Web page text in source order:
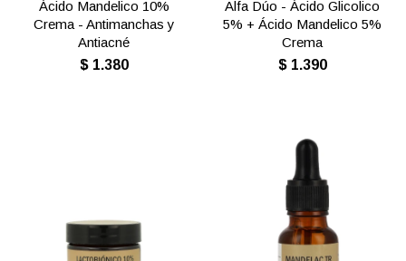
Ácido Mandelico 10%
Crema - Antimanchas y
Antiacné
$ 1.380
Alfa Dúo - Ácido Glicolico
5% + Ácido Mandelico 5%
Crema
$ 1.390